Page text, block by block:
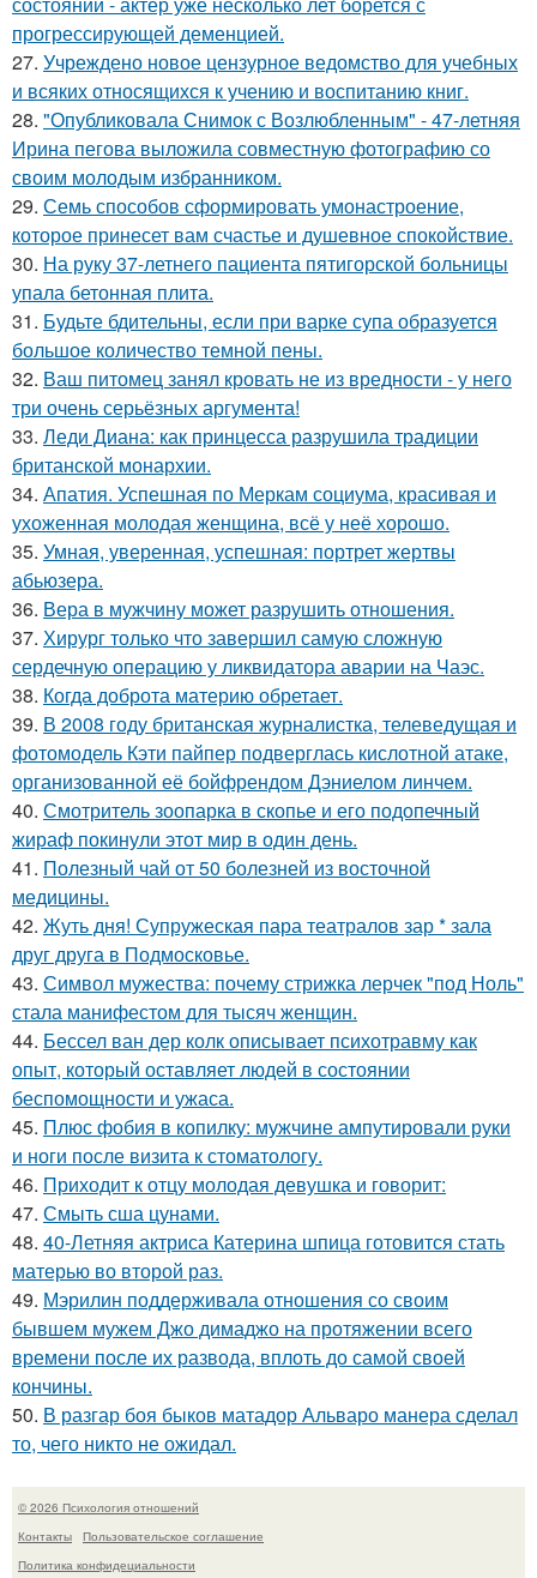
прогрессирующей деменцией.
27. Учреждено новое цензурное ведомство для учебных
и всяких относящихся к учению и воспитанию книг.
28. "Опубликовала Снимок с Возлюбленным" - 47-летняя
Ирина пегова выложила совместную фотографию со
своим молодым избранником.
29. Семь способов сформировать умонастроение,
которое принесет вам счастье и душевное спокойствие.
30. На руку 37-летнего пациента пятигорской больницы
упала бетонная плита.
31. Будьте бдительны, если при варке супа образуется
большое количество темной пены.
32. Ваш питомец занял кровать не из вредности - у него
три очень серьёзных аргумента!
33. Леди Диана: как принцесса разрушила традиции
британской монархии.
34. Апатия. Успешная по Меркам социума, красивая и
ухоженная молодая женщина, всё у неё хорошо.
35. Умная, уверенная, успешная: портрет жертвы
абьюзера.
36. Вера в мужчину может разрушить отношения.
37. Хирург только что завершил самую сложную
сердечную операцию у ликвидатора аварии на Чаэс.
38. Когда доброта материю обретает.
39. В 2008 году британская журналистка, телеведущая и
фотомодель Кэти пайпер подверглась кислотной атаке,
организованной её бойфрендом Дэниелом линчем.
40. Смотритель зоопарка в скопье и его подопечный
жираф покинули этот мир в один день.
41. Полезный чай от 50 болезней из восточной
медицины.
42. Жуть дня! Супружеская пара театралов зар * зала
друг друга в Подмосковье.
43. Символ мужества: почему стрижка лерчек "под Ноль"
стала манифестом для тысяч женщин.
44. Бессел ван дер колк описывает психотравму как
опыт, который оставляет людей в состоянии
беспомощности и ужаса.
45. Плюс фобия в копилку: мужчине ампутировали руки
и ноги после визита к стоматологу.
46. Приходит к отцу молодая девушка и говорит:
47. Смыть сша цунами.
48. 40-Летняя актриса Катерина шпица готовится стать
матерью во второй раз.
49. Мэрилин поддерживала отношения со своим
бывшем мужем Джо димаджо на протяжении всего
времени после их развода, вплоть до самой своей
кончины.
50. В разгар боя быков матадор Альваро манера сделал
то, чего никто не ожидал.
© 2026 Психология отношений
Контакты
Пользовательское соглашение
Политика конфидециальности